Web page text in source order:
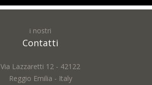
i nostri
Contatti
Via Lazzaretti 12 - 42122
Reggio Emilia - Italy